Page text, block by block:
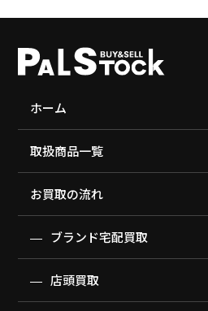
ホーム
取扱商品一覧
お買取の流れ
ブランド宅配買取
店頭買取